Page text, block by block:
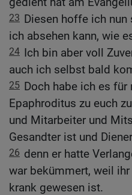
23 Diesen hoffe ich
ich absehen kann, wie
24 Ich bin aber voll
auch ich selbst bald
25 Doch habe ich es
Epaphroditus zu euch
und Mitarbeiter und
Gesandter ist und
26 denn er hatte
war bekümmert, weil
krank gewesen ist.